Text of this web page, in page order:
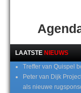
LAATSTE NIEUWS
Treffer van Quispel
Peter van Dijk
als nieuwe